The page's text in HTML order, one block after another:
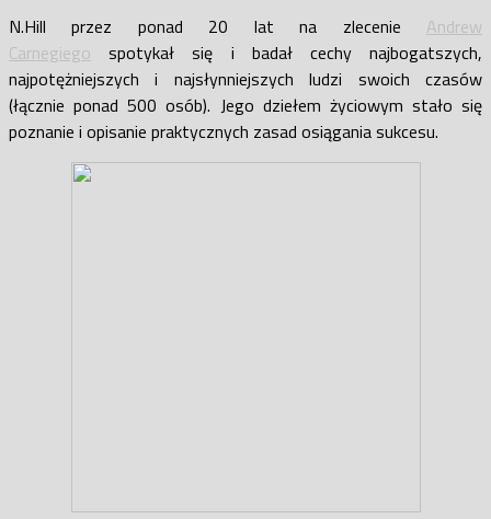
N.Hill przez ponad 20 lat na zlecenie Andrew
Carnegiego spotykał się i badał cechy najbogatszych,
najpotężniejszych i najsłynniejszych ludzi swoich czasów
(łącznie ponad 500 osób). Jego dziełem życiowym stało się
poznanie i opisanie praktycznych zasad osiągania sukcesu.